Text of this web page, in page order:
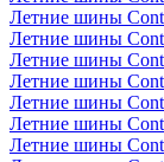
Летние шины
Летние шины
Летние шины
Летние шины
Летние шины
Летние шины
Летние шины